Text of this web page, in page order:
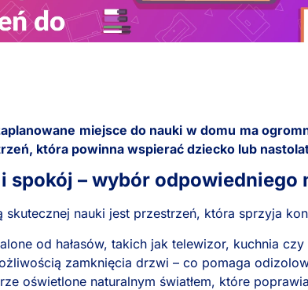
miejsce do nauki w domu ma
która powinna wspierać dziecko lub
spokój – wybór odpowiedniego
skutecznej nauki jest przestrzeń, która sprzyja
od hałasów, takich jak telewizor, kuchnia
zamknięcia drzwi – co pomaga
oświetlone naturalnym światłem, które